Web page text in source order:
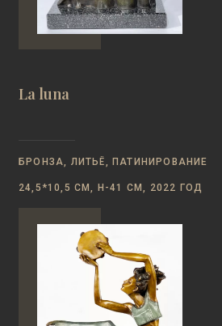
La luna
БРОНЗА, ЛИТЬЁ, ПАТИНИРОВАНИЕ
24,5*10,5 СМ, Н-41 СМ, 2022 ГОД